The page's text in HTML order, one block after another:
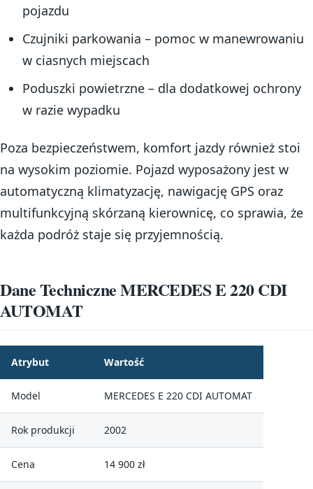
pojazdu
Czujniki parkowania – pomoc w manewrowaniu
w ciasnych miejscach
Poduszki powietrzne – dla dodatkowej ochrony
w razie wypadku
Poza bezpieczeństwem, komfort jazdy również stoi
na wysokim poziomie. Pojazd wyposażony jest w
automatyczną klimatyzację, nawigację GPS oraz
multifunkcyjną skórzaną kierownicę, co sprawia, że
każda podróż staje się przyjemnością.
Dane Techniczne MERCEDES E 220 CDI
AUTOMAT
Atrybut Wartość
Model MERCEDES E 220 CDI AUTOMAT
Rok produkcji 2002
Cena 14 900 zł